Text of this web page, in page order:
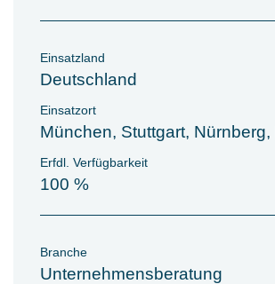
Einsatzland
Deutschland
Einsatzort
München, Stuttgart, Nürnberg,
Erfdl. Verfügbarkeit
100 %
Branche
Unternehmensberatung